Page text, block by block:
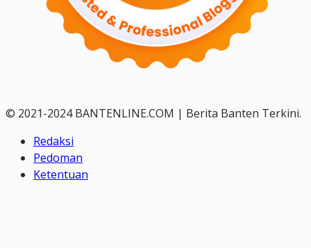
© 2021-2024 BANTENLINE.COM | Berita Banten Terkini.
Redaksi
Pedoman
Ketentuan